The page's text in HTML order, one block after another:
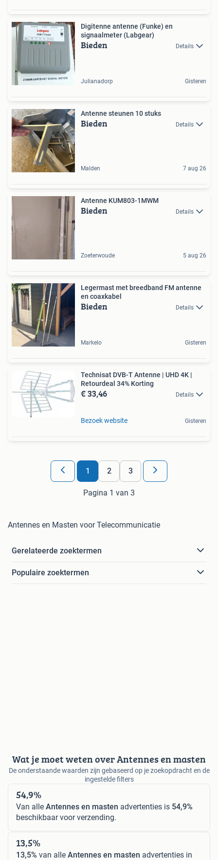
Digitenne antenne (Funke) en
signaalmeter (Labgear)
Bieden Details
Julianadorp Gisteren
Antenne steunen 10 stuks
Bieden Details
Malden 7 aug 26
Antenne KUM803-1MWM
Bieden Details
Zoeterwoude 5 aug 26
Legermast met breedband FM antenne
en coaxkabel
Bieden Details
Markelo Gisteren
Technisat DVB-T Antenne | UHD 4K |
Retourdeal 34% Korting
€ 33,46 Details
Bezoek website Gisteren
1 2 3
Pagina 1 van 3
Antennes en Masten voor Telecommunicatie
Gerelateerde zoektermen
Populaire zoektermen
Wat je moet weten over Antennes en masten
De onderstaande waarden zijn gebaseerd op je zoekopdracht en de
ingestelde filters
54,9%
Van alle Antennes en masten advertenties is 54,9%
beschikbaar voor verzending.
13,5%
13,5% van alle Antennes en masten advertenties in